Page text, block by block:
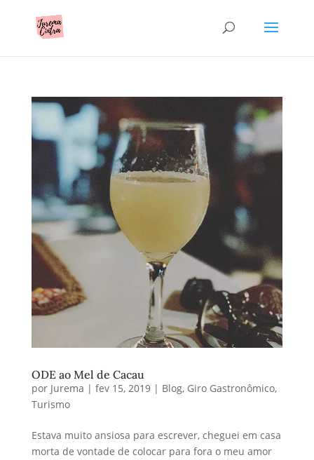
ODE ao Mel de Cacau
por Jurema | fev 15, 2019| Blog, Giro Gastronômico,
Turismo
Estava muito ansiosa para escrever, cheguei em casa
morta de vontade de colocar para fora o meu amor